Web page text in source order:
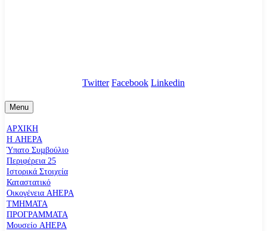
Twitter Facebook Linkedin
Menu
ΑΡΧΙΚΗ
Η AHEPA
Ύπατο Συµβούλιο
Περιφέρεια 25
Ιστορικά Στοιχεία
Καταστατικό
Οικογένεια AHEPA
ΤΜΗΜΑΤΑ
ΠΡΟΓΡΑΜΜΑΤΑ
Μουσείο AHEPA